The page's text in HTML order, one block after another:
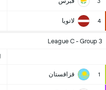
4 لاتویا
League C - Group 3
1 قزاقستان